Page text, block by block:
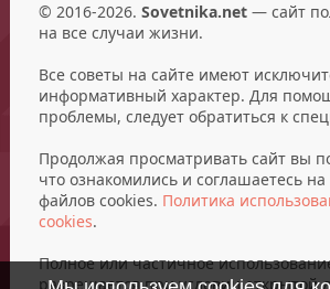
© 2016-2026. Sovetnika.net— сайт
на все случаи жизни.
Все советы на сайте имеют
информативный характер. Для
проблемы, следует обратиться к
Продолжая просматривать сайт вы
что ознакомились и соглашаетесь
файлов cookies. Политика
cookies.
Полное или частичное
разрешается при условии открытой